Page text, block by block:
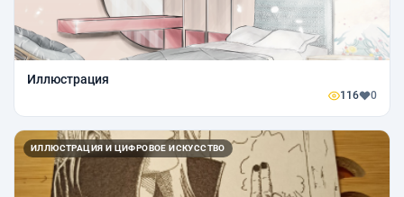
Иллюстрация
116 0
ИЛЛЮСТРАЦИЯ И ЦИФРОВОЕ ИСКУССТВО